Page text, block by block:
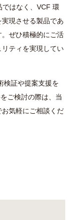
はなく、VCF 環
現させる製品であ
ぜひ積極的にご活
ティを実現してい
検証や提案支援を
ご検討の際は、当
気軽にご相談くだ